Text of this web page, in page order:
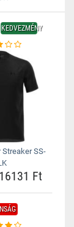
KEDVEZMÉNY
Streaker SS-
Ft